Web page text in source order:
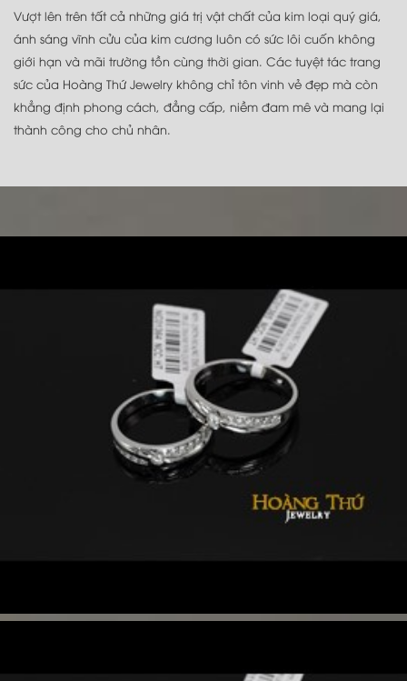
Vượt lên trên tất cả những giá trị vật chất của kim loại quý giá,
ánh sáng vĩnh cửu của kim cương luôn có sức lôi cuốn không
giới hạn và mãi trường tồn cùng thời gian. Các tuyệt tác trang
sức của Hoàng Thứ Jewelry không chỉ tôn vinh vẻ đẹp mà còn
khẳng định phong cách, đẳng cấp, niềm đam mê và mang lại
thành công cho chủ nhân.